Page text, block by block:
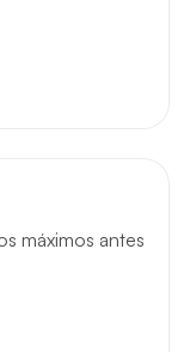
máximos antes